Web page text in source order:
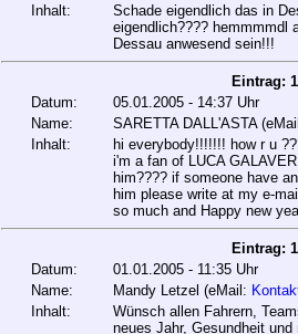
Inhalt:
Schade eigendlich das in
eigendlich???? hemmmmdl
Dessau anwesend sein!!!
Eintrag:
Datum:
05.01.2005 - 14:37 Uhr
Name:
SARETTA DALL'ASTA
Inhalt:
hi everybody!!!!!!! how r u
i'm a fan of LUCA
him???? if someone have
him please write at my e-
so much and Happy new
Eintrag:
Datum:
01.01.2005 - 11:35 Uhr
Name:
Mandy Letzel (eMail:
Inhalt:
Wünsch allen Fahrern,
neues Jahr, Gesundheit